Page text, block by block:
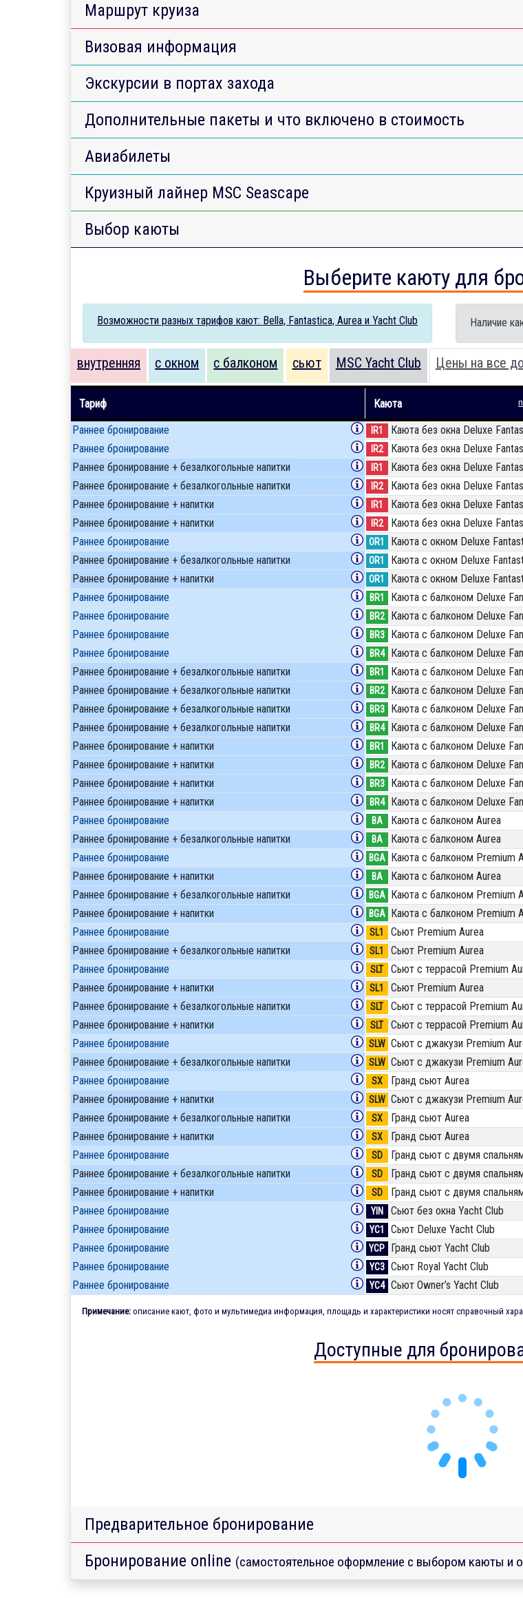
Маршрут круиза
Визовая информация
Экскурсии в портах захода
Дополнительные пакеты и что включено в стоимость
Авиабилеты
Круизный лайнер MSC Seascape
Выбор каюты
Выберите каюту для
Возможности разных тарифов кают: Bella, Fantastica, Aurea и Yacht Club Наличие
внутренняя с окном с балконом сьют MSC Yacht Club Цены на все
Тариф Каюта
Раннее бронирование IR1 Каюта без окна Deluxe
Раннее бронирование IR2 Каюта без окна Deluxe
Раннее бронирование + безалкогольные напитки IR1 Каюта без окна Deluxe
Раннее бронирование + безалкогольные напитки IR2 Каюта без окна Deluxe
Раннее бронирование + напитки IR1 Каюта без окна Deluxe
Раннее бронирование + напитки IR2 Каюта без окна Deluxe
Раннее бронирование OR1 Каюта с окном Deluxe
Раннее бронирование + безалкогольные напитки OR1 Каюта с окном Deluxe
Раннее бронирование + напитки OR1 Каюта с окном Deluxe
Раннее бронирование BR1 Каюта с балконом Deluxe
Раннее бронирование BR2 Каюта с балконом Deluxe
Раннее бронирование BR3 Каюта с балконом Deluxe
Раннее бронирование BR4 Каюта с балконом Deluxe
Раннее бронирование + безалкогольные напитки BR1 Каюта с балконом Deluxe
Раннее бронирование + безалкогольные напитки BR2 Каюта с балконом Deluxe
Раннее бронирование + безалкогольные напитки BR3 Каюта с балконом Deluxe
Раннее бронирование + безалкогольные напитки BR4 Каюта с балконом Deluxe
Раннее бронирование + напитки BR1 Каюта с балконом Deluxe
Раннее бронирование + напитки BR2 Каюта с балконом Deluxe
Раннее бронирование + напитки BR3 Каюта с балконом Deluxe
Раннее бронирование + напитки BR4 Каюта с балконом Deluxe
Раннее бронирование BA Каюта с балконом Aurea
Раннее бронирование + безалкогольные напитки BA Каюта с балконом Aurea
Раннее бронирование BGA Каюта с балконом Premium
Раннее бронирование + напитки BA Каюта с балконом Aurea
Раннее бронирование + безалкогольные напитки BGA Каюта с балконом Premium
Раннее бронирование + напитки BGA Каюта с балконом Premium
Раннее бронирование SL1 Сьют Premium Aurea
Раннее бронирование + безалкогольные напитки SL1 Сьют Premium Aurea
Раннее бронирование SLT Сьют с террасой Premium
Раннее бронирование + напитки SL1 Сьют Premium Aurea
Раннее бронирование + безалкогольные напитки SLT Сьют с террасой Premium
Раннее бронирование + напитки SLT Сьют с террасой Premium
Раннее бронирование SLW Сьют с джакузи Premium
Раннее бронирование + безалкогольные напитки SLW Сьют с джакузи Premium
Раннее бронирование SX Гранд сьют Aurea
Раннее бронирование + напитки SLW Сьют с джакузи Premium
Раннее бронирование + безалкогольные напитки SX Гранд сьют Aurea
Раннее бронирование + напитки SX Гранд сьют Aurea
Раннее бронирование SD Гранд сьют с двумя
Раннее бронирование + безалкогольные напитки SD Гранд сьют с двумя
Раннее бронирование + напитки SD Гранд сьют с двумя
Раннее бронирование YIN Сьют без окна Yacht Club
Раннее бронирование YC1 Сьют Deluxe Yacht Club
Раннее бронирование YCP Гранд сьют Yacht Club
Раннее бронирование YC3 Сьют Royal Yacht Club
Раннее бронирование YC4 Сьют Owner’s Yacht Club
Примечание: описание кают, фото и мультимедиа информация, площадь и характеристики носят справочный
Доступные для
Предварительное бронирование
Бронирование online (самостоятельное оформление с выбором каюты и